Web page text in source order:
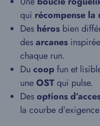
qui récompense la
Des héros bien
desarcanes
chaque run.
Du coopfun et
uneOSTqui pulse.
Desoptions
la courbe